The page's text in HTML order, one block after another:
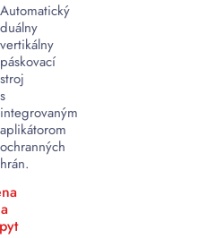
Automatický
duálny
vertikálny
páskovací
stroj
s
integrovaným
aplikátorom
ochranných
hrán.